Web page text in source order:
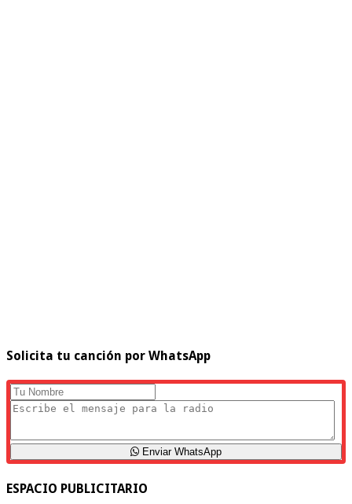
Solicita tu canción por WhatsApp
Enviar WhatsApp
ESPACIO PUBLICITARIO